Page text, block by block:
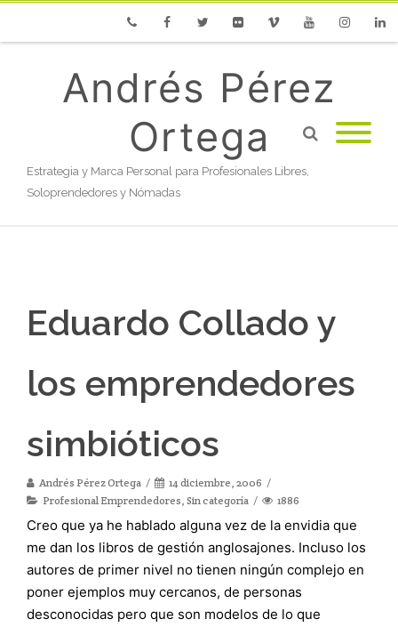
Andrés Pérez
Ortega
Estrategia y Marca Personal para Profesionales Libres,
Soloprendedores y Nómadas
Eduardo Collado y
los emprendedores
simbióticos
Andrés Pérez Ortega
14 diciembre, 2006
Profesional Emprendedores, Sin categoría 1886
Creo que ya he hablado alguna vez de la envidia que
me dan los libros de gestión anglosajones. Incluso los
autores de primer nivel no tienen ningún complejo en
poner ejemplos muy cercanos, de personas
desconocidas pero que son modelos de lo que